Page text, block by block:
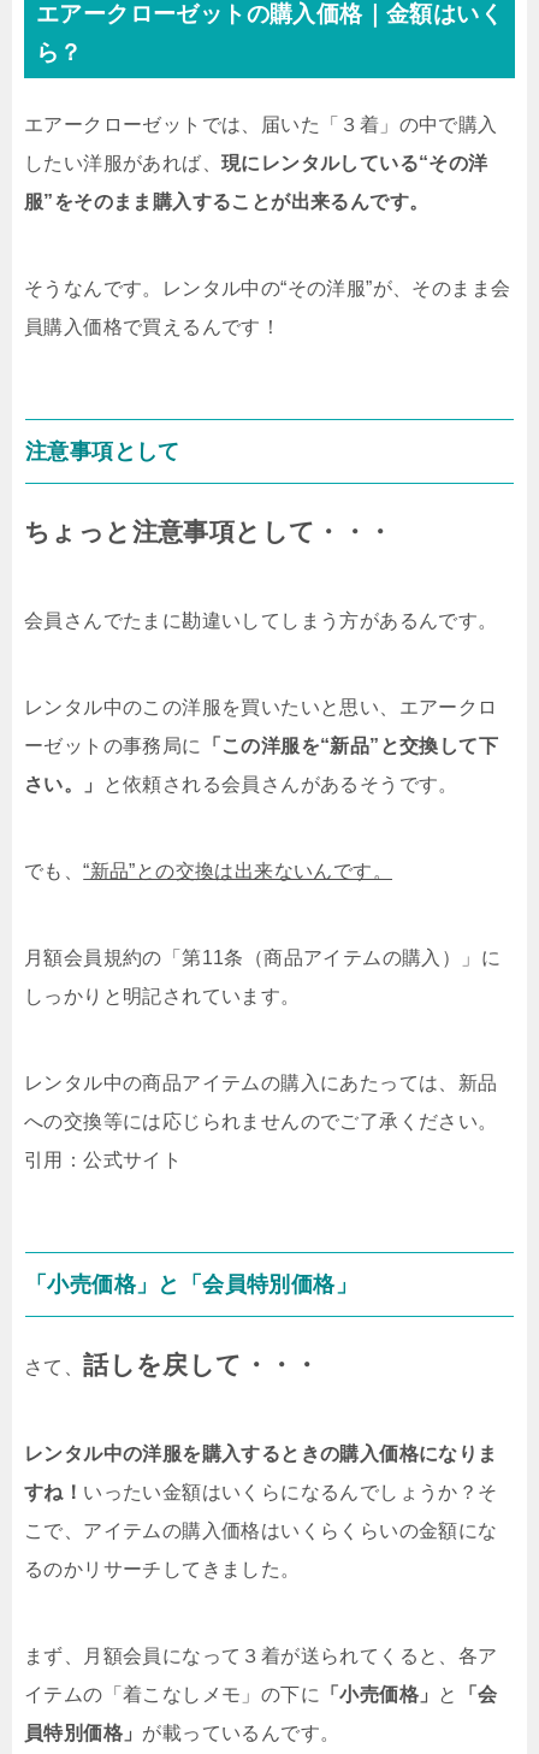
エアークローゼットの購入価格｜金額はいく
ら？
エアークローゼットでは、届いた「３着」の中で購入
したい洋服があれば、 現にレンタルしている“その洋
服”をそのまま購入することが出来るんです。
そうなんです。レンタル中の“その洋服”が、そのまま会
員購入価格で買えるんです！
注意事項として
ちょっと注意事項として・・・
会員さんでたまに勘違いしてしまう方があるんです。
レンタル中のこの洋服を買いたいと思い、エアークロ
ーゼットの事務局に 「この洋服を“新品”と交換して下
さい。」
と依頼される会員さんがあるそうです。
でも、“新品”との交換は出来ないんです。
月額会員規約の「第11条（商品アイテムの購入）」に
しっかりと明記されています。
レンタル中の商品アイテムの購入にあたっては、新品
への交換等には応じられませんのでご了承ください。
引用：公式サイト
「小売価格」と「会員特別価格」
さて、話しを戻して・・・
レンタル中の洋服を購入するときの購入価格になりま
すね！ いったい金額はいくらになるんでしょうか？そ
こで、アイテムの購入価格はいくらくらいの金額にな
るのかリサーチしてきました。
まず、月額会員になって３着が送られてくると、各ア
イテムの「着こなしメモ」の下に 「小売価格」 と
「会
員特別価格」 が載っているんです。